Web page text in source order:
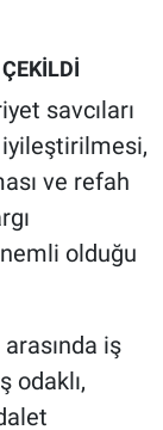
savcıları
iyileştirilmesi,
ve refah
olduğu
iş
odaklı,